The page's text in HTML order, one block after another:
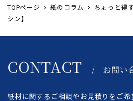
TOPページ 紙のコラム
ちょっと得
シン】
CONTACT / お問い
紙材に関するご相談やお見積りをご希